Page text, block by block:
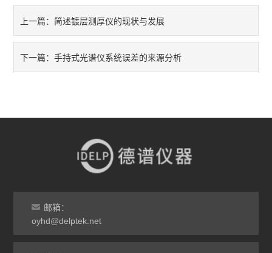
金属合金分析仪
镀层测厚仪/膜厚仪
气质联用仪
RoHS2.0检测仪
上一篇：简述镀层测厚仪的现状与发展
下一篇：手持式光谱仪系统误差的来源分析
邮箱：
oyhd@delptek.net